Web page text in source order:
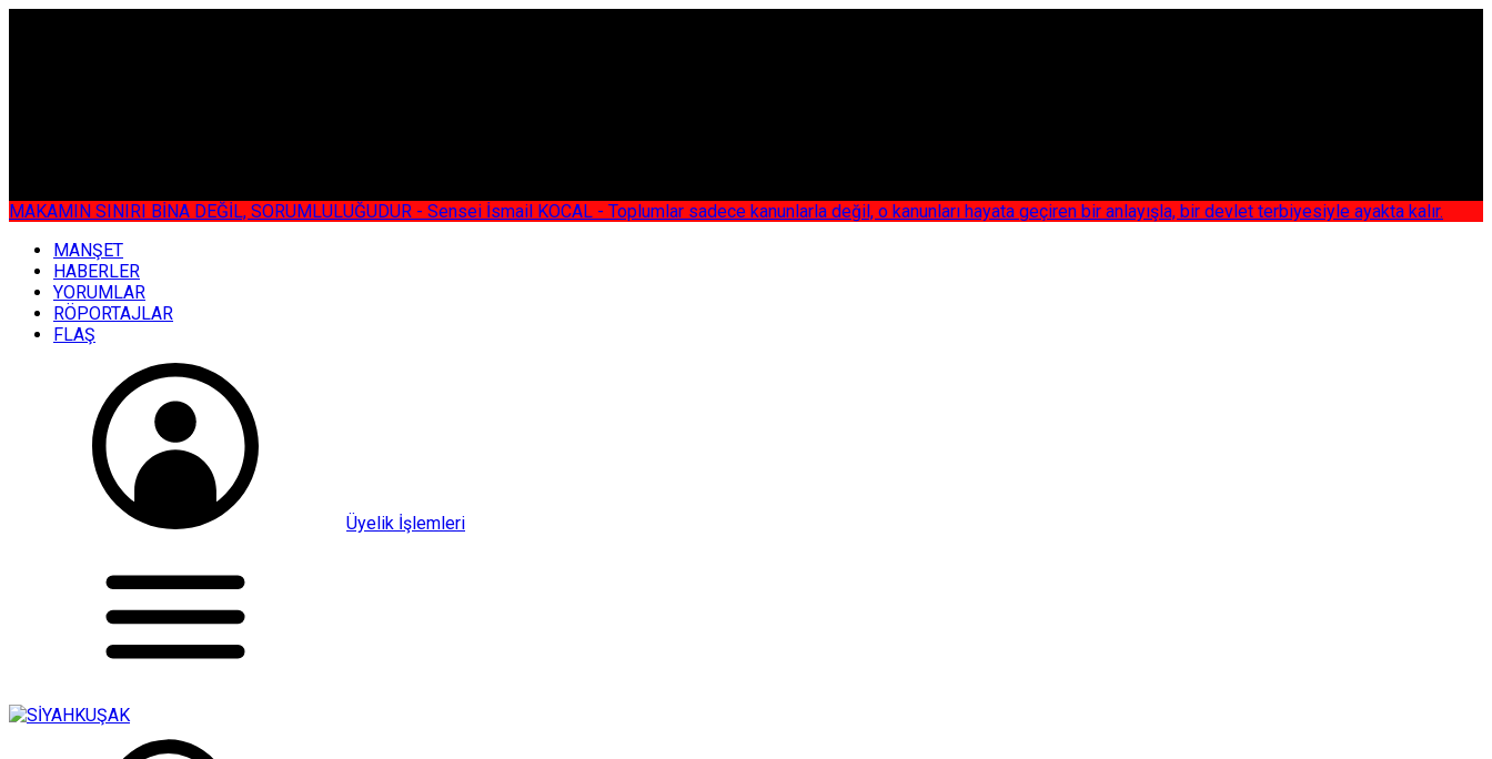
MAKAMIN SINIRI BİNA DEĞİL, SORUMLULUĞUDUR - Sensei İsmail KOCAL - Toplumlar sadece kanunlarla değil, o kanunları hayata geçiren bir anlayışla, bir devlet terbiyesiyle ayakta kalır.
MANŞET
HABERLER
YORUMLAR
RÖPORTAJLAR
FLAŞ
Üyelik İşlemleri